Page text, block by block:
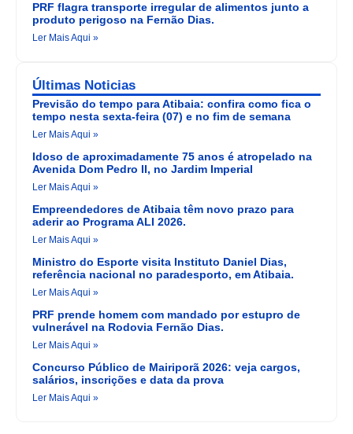
PRF flagra transporte irregular de alimentos junto a
produto perigoso na Fernão Dias.
Ler Mais Aqui »
Últimas Noticias
Previsão do tempo para Atibaia: confira como fica o
tempo nesta sexta-feira (07) e no fim de semana
Ler Mais Aqui »
Idoso de aproximadamente 75 anos é atropelado na
Avenida Dom Pedro II, no Jardim Imperial
Ler Mais Aqui »
Empreendedores de Atibaia têm novo prazo para
aderir ao Programa ALI 2026.
Ler Mais Aqui »
Ministro do Esporte visita Instituto Daniel Dias,
referência nacional no paradesporto, em Atibaia.
Ler Mais Aqui »
PRF prende homem com mandado por estupro de
vulnerável na Rodovia Fernão Dias.
Ler Mais Aqui »
Concurso Público de Mairiporã 2026: veja cargos,
salários, inscrições e data da prova
Ler Mais Aqui »